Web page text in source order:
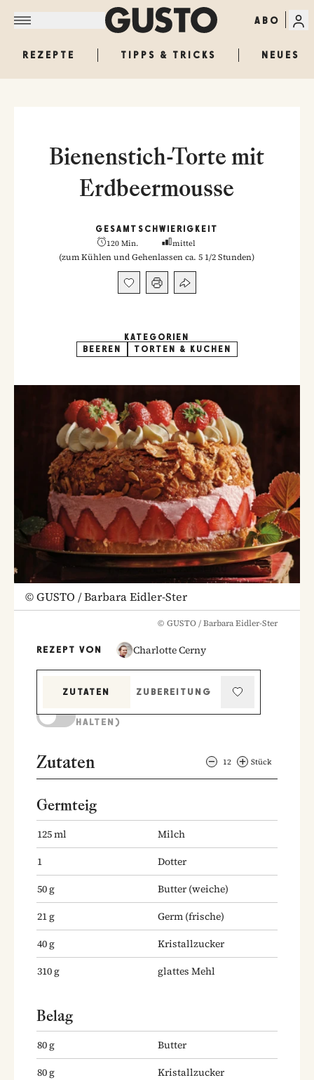
ABO
REZEPTE TIPPS & TRICKS NEUES
Bienenstich-Torte mit
Erdbeermousse
GESAMT
120 Min.
SCHWIERIGKEIT
mittel
(zum Kühlen und Gehenlassen ca. 5 1/2 Stunden)
KATEGORIEN
BEEREN
TORTEN & KUCHEN
©GUSTO / Barbara Eidler-Ster
© GUSTO / Barbara Eidler-Ster
REZEPT VON Charlotte Cerny
ZUTATEN
ZUBEREITUNG
HALTEN)
Zutaten 12 Stück
Germteig
125ml
Milch
1
Dotter
50g Butter (weiche)
21g Germ (frische)
40g
Kristallzucker
310g glattes Mehl
Belag
80g
Butter
80g
Kristallzucker